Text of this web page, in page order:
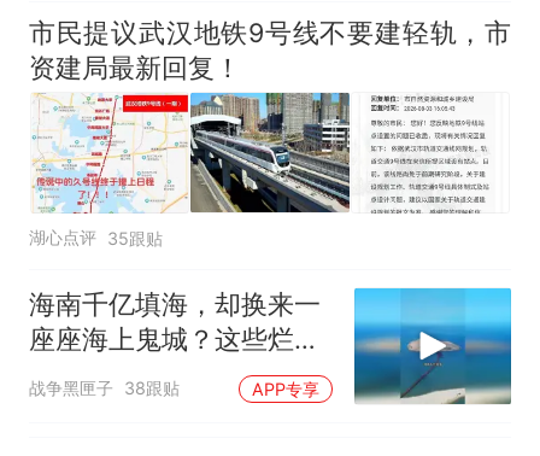
争议，此前一天内数万人从摩
洛哥涌入西班牙
市民提议武汉地铁9号线不要建轻轨，市
资建局最新回复！
湖心点评 35跟贴
海南千亿填海，却换来一
座座海上鬼城？这些烂摊
子未来该何去何从
战争黑匣子 38跟贴 APP专享